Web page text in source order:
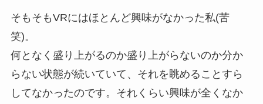
そもそもVRにはほとんど興味がなかった私(苦
笑)。
何となく盛り上がるのか盛り上がらないのか分か
らない状態が続いていて、それを眺めることすら
してなかったのです。それくらい興味が全くなか